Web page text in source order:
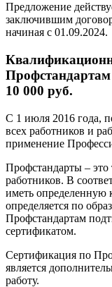
Предложение
заключившим
начиная с 01.09.2024.
10 000 руб.
С 1 июля 2016 года,
всех работников и
применение
Профстандарты –
работников. В
иметь определенную
определяется по
Профстандартам
сертификатом.
Сертификация по
является
работу.